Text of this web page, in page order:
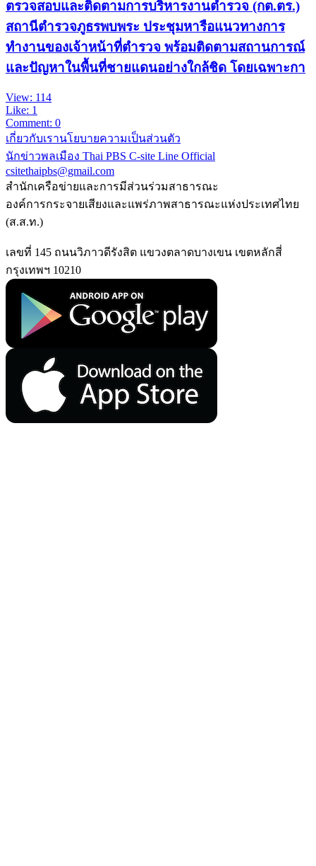
ตรวจสอบและติดตามการบริหารงานตำรวจ (กต.ตร.)
สถานีตำรวจภูธรพบพระ ประชุมหารือแนวทางการ
ทำงานของเจ้าหน้าที่ตำรวจ พร้อมติดตามสถานการณ์
และปัญหาในพื้นที่ชายแดนอย่างใกล้ชิด โดยเฉพาะกา
View: 114
Like: 1
Comment: 0
เกี่ยวกับเรานโยบายความเป็นส่วนตัว
นักข่าวพลเมือง Thai PBS C-site Line Official
csitethaipbs@gmail.com
สำนักเครือข่ายและการมีส่วนร่วมสาธารณะ
องค์การกระจายเสียงและแพร่ภาพสาธารณะแห่งประเทศไทย
(ส.ส.ท.)
เลขที่ 145 ถนนวิภาวดีรังสิต แขวงตลาดบางเขน เขตหลักสี่
กรุงเทพฯ 10210